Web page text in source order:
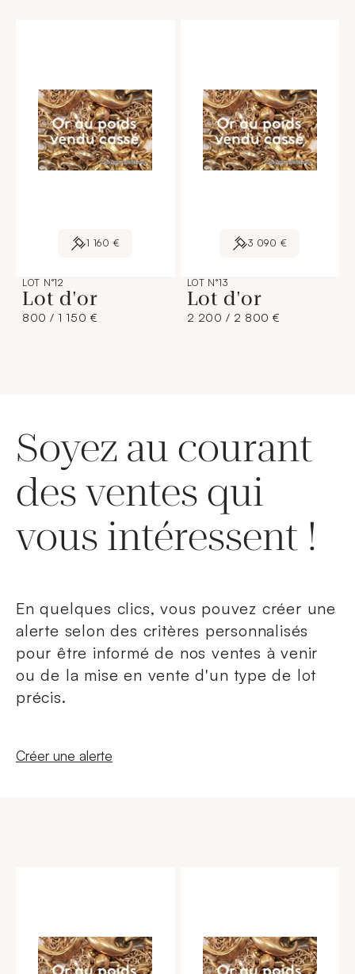
1 160 €
LOT N°12
Lot d'or
800 / 1 150 €
3 090 €
LOT N°13
Lot d'or
2 200 / 2 800 €
Soyez au courant
des ventes qui
vous intéressent !
En quelques clics, vous pouvez créer une
alerte selon des critères personnalisés
pour être informé de nos ventes à venir
ou de la mise en vente d'un type de lot
précis.
Nouvelle fenêtre
Créer une alerte